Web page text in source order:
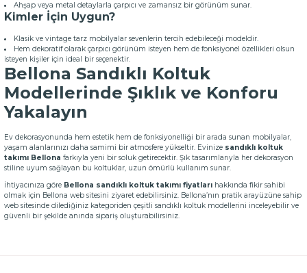
Ahşap veya metal detaylarla çarpıcı ve zamansız bir görünüm sunar.
Kimler İçin Uygun?
Klasik ve vintage tarz mobilyalar sevenlerin tercih edebileceği modeldir.
Hem dekoratif olarak çarpıcı görünüm isteyen hem de fonksiyonel özellikleri olsun
isteyen kişiler için ideal bir seçenektir.
Bellona Sandıklı Koltuk
Modellerinde Şıklık ve Konforu
Yakalayın
Ev dekorasyonunda hem estetik hem de fonksiyonelliği bir arada sunan mobilyalar,
yaşam alanlarınızı daha samimi bir atmosfere yükseltir. Evinize sandıklı koltuk
takımı Bellona farkıyla yeni bir soluk getirecektir. Şık tasarımlarıyla her dekorasyon
stiline uyum sağlayan bu koltuklar, uzun ömürlü kullanım sunar.
İhtiyacınıza göre Bellona sandıklı koltuk takımı fiyatları hakkında fikir sahibi
olmak için Bellona web sitesini ziyaret edebilirsiniz. Bellona’nın pratik arayüzüne sahip
web sitesinde dilediğiniz kategoriden çeşitli sandıklı koltuk modellerini inceleyebilir ve
güvenli bir şekilde anında sipariş oluşturabilirsiniz.